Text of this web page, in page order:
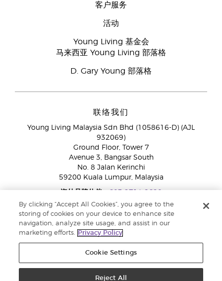
客户服务
活动
Young Living 基金会
马来西亚 Young Living 部落格
D. Gary Young 部落格
联络我们
Young Living Malaysia Sdn Bhd (1058616-D) (AJL
932069)
Ground Floor, Tower 7
Avenue 3, Bangsar South
No. 8 Jalan Kerinchi
59200 Kuala Lumpur, Malaysia
免付费专线：1800 189 889
WhatsApp对话: +60 15 4600 0691
By clicking “Accept All Cookies”, you agree to the
storing of cookies on your device to enhance site
navigation, analyze site usage, and assist in our
marketing efforts.
Privacy Policy
Cookie Settings
Reject All